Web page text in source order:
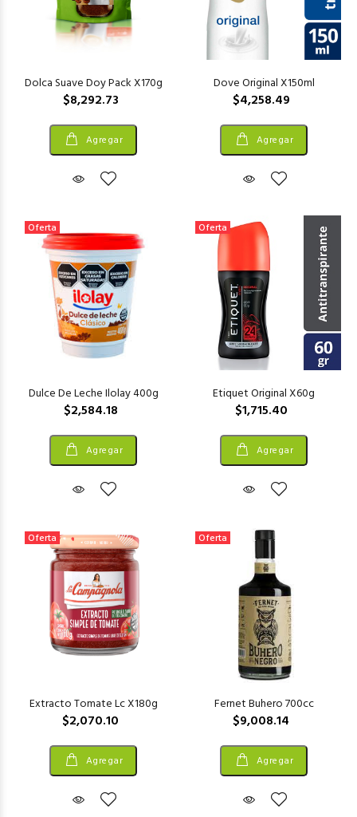
Dolca Suave Doy Pack X170g
$8,292.73
Agregar
Dove Original X150ml
$4,258.49
Agregar
Oferta
Dulce De Leche Ilolay 400g
$2,584.18
Agregar
Oferta
Etiquet Original X60g
$1,715.40
Agregar
Oferta
Extracto Tomate Lc X180g
$2,070.10
Agregar
Oferta
Fernet Buhero 700cc
$9,008.14
Agregar